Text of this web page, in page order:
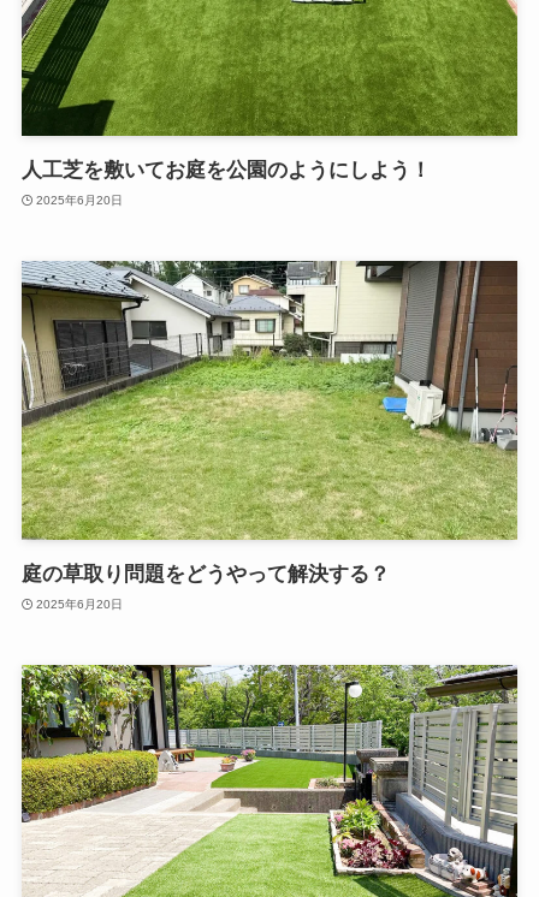
人工芝を敷いてお庭を公園のようにしよう！
2025年6月20日
庭の草取り問題をどうやって解決する？
2025年6月20日